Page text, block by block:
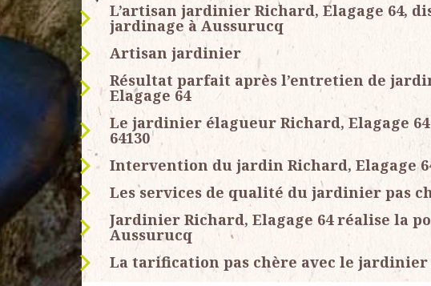
L’artisan jardinier Richard, Elagage 64,
jardinage à Aussurucq
Artisan jardinier
Résultat parfait après l’entretien de
Elagage 64
Le jardinier élagueur Richard, Elagage
64130
Intervention du jardin Richard, Elagage
Les services de qualité du jardinier pas
Jardinier Richard, Elagage 64 réalise la
Aussurucq
La tarification pas chère avec le jardinier